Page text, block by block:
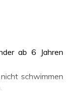
ab 6 Jahren
schwimmen